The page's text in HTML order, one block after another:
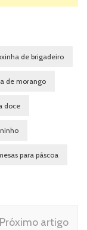
de brigadeiro
de morango
doce
para páscoa
Próximo artigo